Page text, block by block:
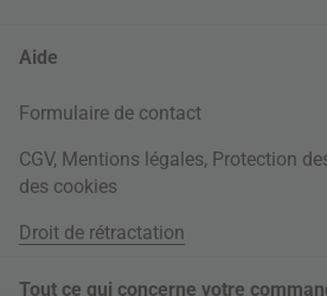
Aide
Formulaire de contact
CGV, Mentions légales, Protection
des cookies
Droit de rétractation
Tout ce qui concerne votre